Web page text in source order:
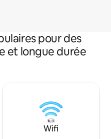
pour des
et longue durée
Wifi